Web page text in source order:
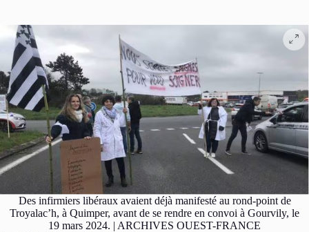
Des infirmiers libéraux avaient déjà manifesté au rond-point de
Troyalac’h, à Quimper, avant de se rendre en convoi à Gourvily, le
19 mars 2024. | ARCHIVES OUEST-FRANCE